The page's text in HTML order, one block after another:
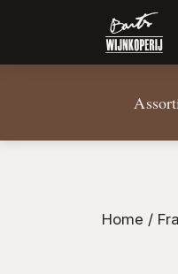
Home /